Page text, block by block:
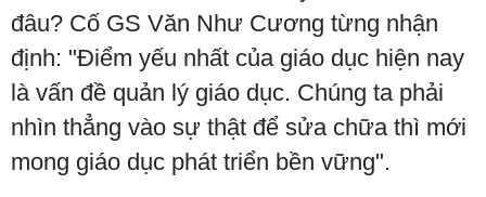
đâu? Cố GS Văn Như Cương từng nhận
định: "Điểm yếu nhất của giáo dục hiện nay
là vấn đề quản lý giáo dục. Chúng ta phải
nhìn thẳng vào sự thật để sửa chữa thì mới
mong giáo dục phát triển bền vững".